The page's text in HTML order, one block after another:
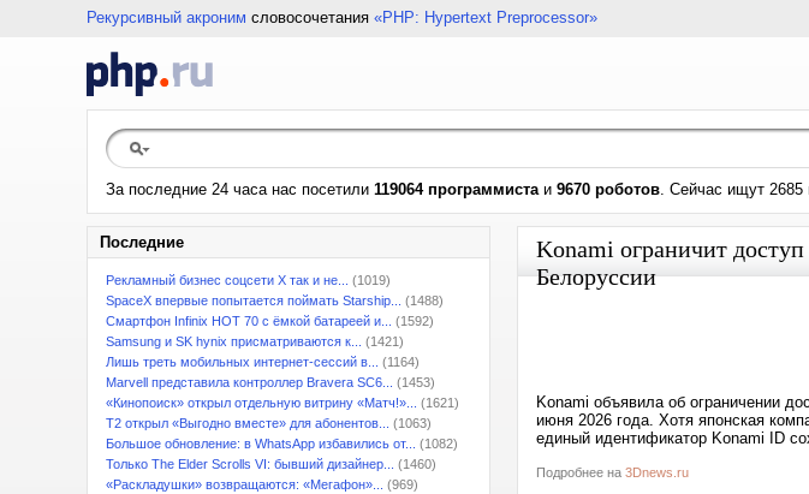
Рекурсивный акроним словосочетания «PHP: Hypertext Preprocessor»
За последние 24 часа нас посетили 119064 программистаи 9670 роботов. Сейчас ищут 2685
Последние
Рекламный бизнес соцсети X так и не...
(1019)
SpaceX впервые попытается поймать Starship...
(1488)
Смартфон Infinix HOT 70 с ёмкой батареей и...
(1592)
Samsung и SK hynix присматриваются к...
(1421)
Лишь треть мобильных интернет-сессий в...
(1164)
Marvell представила контроллер Bravera SC6...
(1453)
«Кинопоиск» открыл отдельную витрину «Матч!»...
(1621)
T2 открыл «Выгодно вместе» для абонентов...
(1063)
Большое обновление: в WhatsApp избавились от...
(1082)
Только The Elder Scrolls VI: бывший дизайнер...
(1460)
«Раскладушки» возвращаются: «Мегафон»...
(969)
Konami ограничит
Белоруссии
Konami объявила об ограничении
июня 2026 года. Хотя японская
единый идентификатор Konami ID
Подробнее на 3Dnews.ru